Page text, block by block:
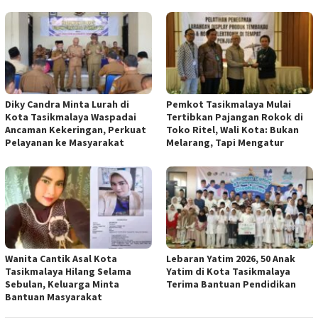
Diky Candra Minta Lurah di
Kota Tasikmalaya Waspadai
Ancaman Kekeringan, Perkuat
Pelayanan ke Masyarakat
Pemkot Tasikmalaya Mulai
Tertibkan Pajangan Rokok di
Toko Ritel, Wali Kota: Bukan
Melarang, Tapi Mengatur
Wanita Cantik Asal Kota
Tasikmalaya Hilang Selama
Sebulan, Keluarga Minta
Bantuan Masyarakat
Lebaran Yatim 2026, 50 Anak
Yatim di Kota Tasikmalaya
Terima Bantuan Pendidikan